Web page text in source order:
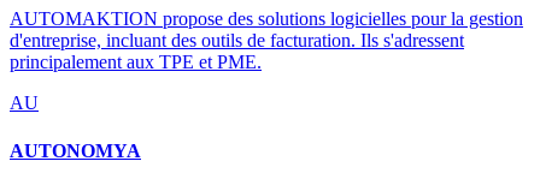
AUTOMAKTION propose des solutions logicielles pour la gestion
d'entreprise, incluant des outils de facturation. Ils s'adressent
principalement aux TPE et PME.
AU
AUTONOMYA